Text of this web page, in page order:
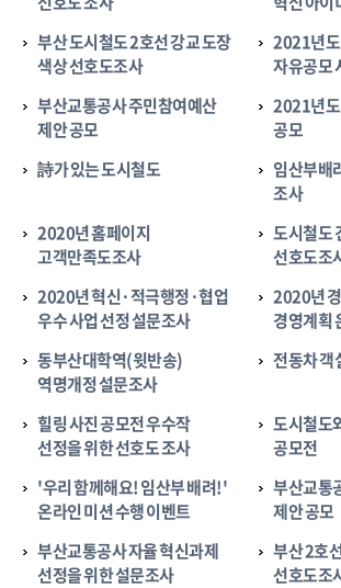
부산 도시철도 2호선 강교 도장
색상 선호도조사
2021년
자유공모
부산교통공사 주민참여예산
제안 공모
2021년
공모
詩가 있는 도시철도
임산부배
조사
2020년 홈페이지
고객만족도조사
도시철도
선호도조
2020년 혁신·적극행정·협업
우수 사업 선정 설문조사
2020년
경영계획
동부산대학역(윗반송)
역명개정 설문조사
전동차 객
힐링 사진 공모전 우수작
선정을 위한 선호도 조사
도시철도
공모전
'우리 함께해요! 임산부 배려!'
온라인 미션 수행 이벤트
부산교통
제안 공모
부산교통공사 자율 혁신과제
선정을 위한 설문조사
부산 2호
선호도조